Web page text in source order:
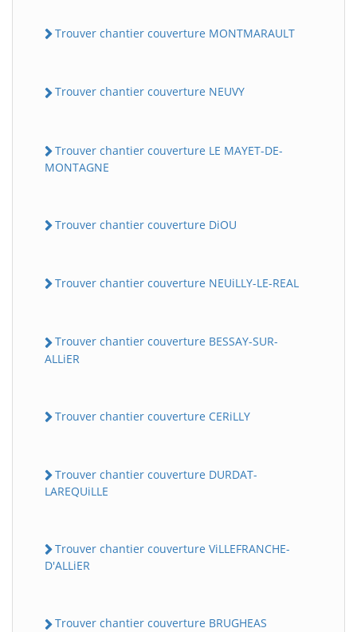
Trouver chantier couverture MONTMARAULT
Trouver chantier couverture NEUVY
Trouver chantier couverture LE MAYET-DE-
MONTAGNE
Trouver chantier couverture DiOU
Trouver chantier couverture NEUiLLY-LE-REAL
Trouver chantier couverture BESSAY-SUR-
ALLiER
Trouver chantier couverture CERiLLY
Trouver chantier couverture DURDAT-
LAREQUiLLE
Trouver chantier couverture ViLLEFRANCHE-
D'ALLiER
Trouver chantier couverture BRUGHEAS